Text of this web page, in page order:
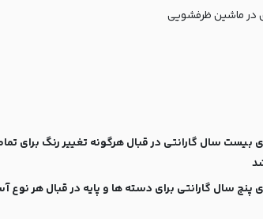
ماشین ظرفشویی
سال گارانتی در قبال هرگونه تغییر رنگ برای
سال گارانتی برای دسته ها و پایه در قبال هر نوع